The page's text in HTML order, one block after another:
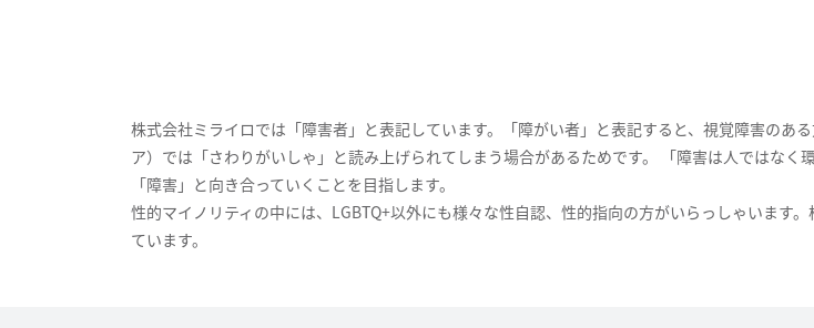
株式会社ミライロでは「障害者」と表記しています。「障がい者」と表記すると、視覚障害のあ
ア）では「さわりがいしゃ」と読み上げられてしまう場合があるためです。 「障害は人ではな
「障害」と向き合っていくことを目指します。
性的マイノリティの中には、LGBTQ+以外にも様々な性自認、性的指向の方がいらっしゃいます
ています。